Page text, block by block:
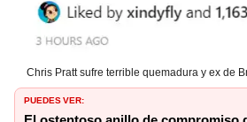
Chris Pratt sufre terrible quemadura y ex de
PUEDES VER: